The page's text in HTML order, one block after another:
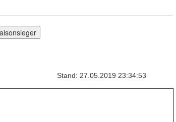
Stand: 27.05.2019 23:34:53